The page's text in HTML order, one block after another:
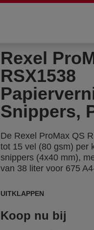
Rexel
RSX1538
Snippers,
De Rexel ProMax QS
tot 15 vel (80 gsm) per
snippers (4x40 mm),
van 38 liter voor 675
UITKLAPPEN
Koop nu bij